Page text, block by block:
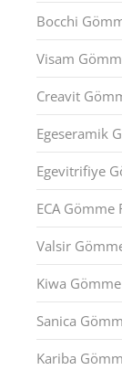
Bocchi
Visam
Creavit
Egeseramik
Egevitrifiye
ECA Gömme
Valsir
Kiwa
Sanica
Kariba